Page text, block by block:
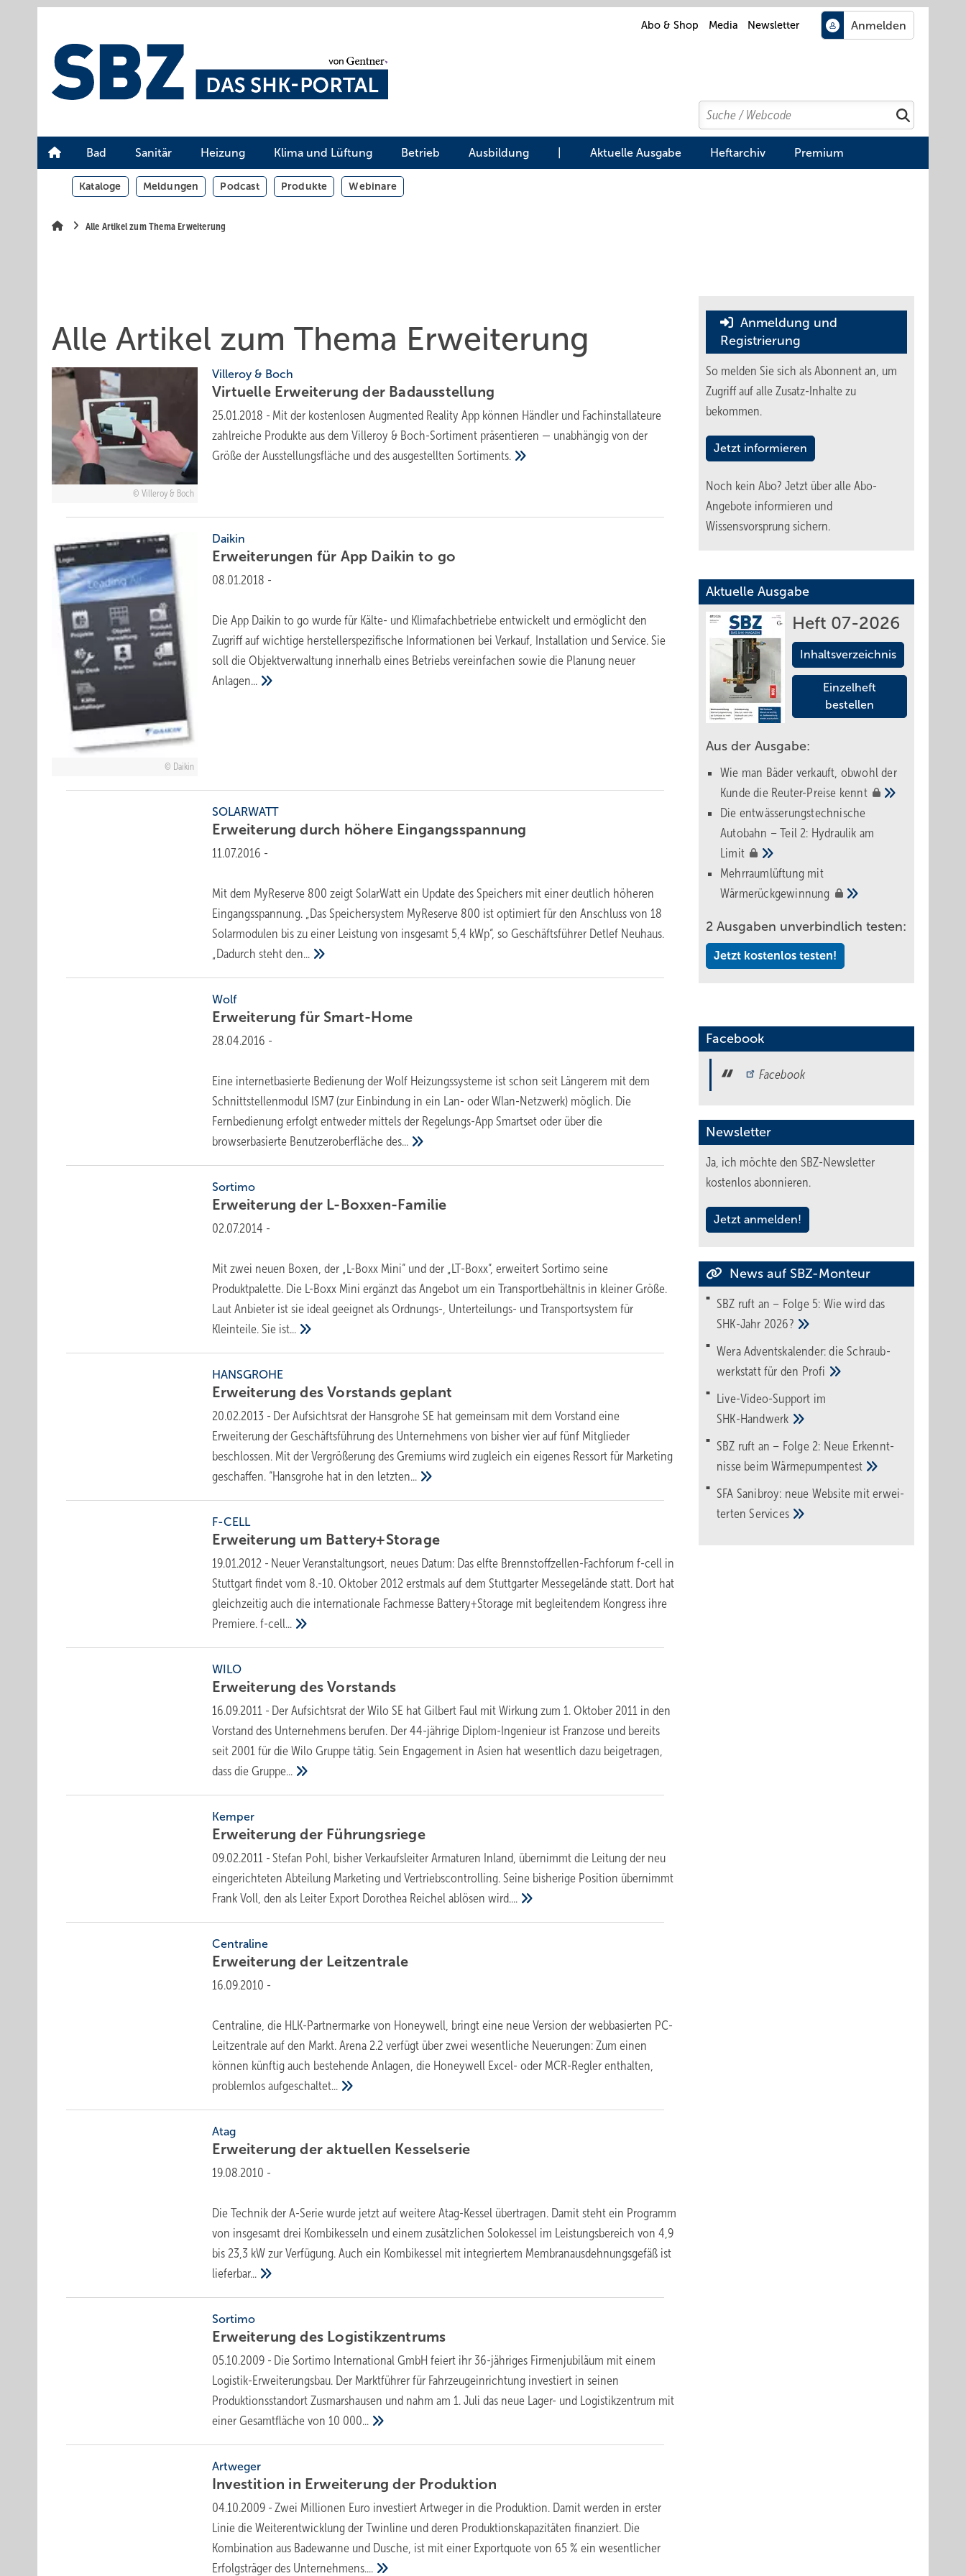
Abo & Shop Media Newsletter
Search
Suchen
Bad Sanitär Heizung Klima und Lüftung Betrieb Ausbildung Aktuelle Ausgabe Heftarchiv Premium
Kataloge Meldungen Podcast Produkte Webinare
Alle Artikel zum Thema Erweiterung
Alle Artikel zum Thema Erweiterung
Villeroy & Boch
Villeroy & Boch
Virtuelle Erweiterung der Badausstellung
25.01.2018 - Mit der kostenlosen Augmented Reality App können Händler und Fachinstallateure
zahlreiche Produkte aus dem Villeroy & Boch-Sortiment präsentieren — unabhängig von der
Größe der Ausstellungsfläche und des ausgestelltenSortiments.
Daikin
Daikin
Erweiterungen für App Daikin to go
08.01.2018 -
Die App Daikin to go wurde für Kälte- und Klimafachbetriebe entwickelt und ermöglicht den
Zugriff auf wichtige herstellerspezifische Informationen bei Verkauf, Installation und Service. Sie
soll die Objektverwaltung innerhalb eines Betriebs vereinfachen sowie die Planung neuer
Anlagen...
SOLARWATT
Erweiterung durch höhere Eingangsspannung
11.07.2016 -
Mit dem MyReserve 800 zeigt SolarWatt ein Update des Speichers mit einer deutlich höheren
Eingangsspannung. „Das Speichersystem MyReserve 800 ist optimiert für den Anschluss von 18
Solarmodulen bis zu einer Leistung von insgesamt 5,4 kWp“, so Geschäftsführer Detlef Neuhaus.
„Dadurch stehtden...
Wolf
Erweiterung für Smart-Home
28.04.2016 -
Eine internetbasierte Bedienung der Wolf Heizungssysteme ist schon seit Längerem mit dem
Schnittstellenmodul ISM7 (zur Einbindung in ein Lan- oder Wlan-Netzwerk) möglich. Die
Fernbedienung erfolgt entweder mittels der Regelungs-App Smartset oder über die
browserbasierte Benutzeroberflächedes...
Sortimo
Erweiterung der L-Boxxen-Familie
02.07.2014 -
Mit zwei neuen Boxen, der „L-Boxx Mini“ und der „LT-Boxx“, erweitert Sortimo seine
Produktpalette. Die L-Boxx Mini ergänzt das Angebot um ein Transportbehältnis in kleiner Größe.
Laut Anbieter ist sie ideal geeignet als Ordnungs-, Unterteilungs- und Transportsystem für
Kleinteile. Sie ist...
HANSGROHE
Erweiterung des Vorstandsgeplant
20.02.2013 - Der Aufsichtsrat der Hansgrohe SE hat gemeinsam mit dem Vorstand eine
Erweiterung der Geschäftsführung des Unternehmens von bisher vier auf fünf Mitglieder
beschlossen. Mit der Vergrößerung des Gremiums wird zugleich ein eigenes Ressort für Marketing
geschaffen. “Hansgrohe hat in den letzten...
F-CELL
Erweiterung um Battery+Storage
19.01.2012 - Neuer Veranstaltungsort, neues Datum: Das elfte Brennstoffzellen-Fachforum f-cell in
Stuttgart findet vom 8.-10. Oktober 2012 erstmals auf dem Stuttgarter Messegelände statt. Dort hat
gleichzeitig auch die internationale Fachmesse Battery+Storage mit begleitendem Kongress ihre
Premiere.f-cell...
WILO
Erweiterung desVorstands
16.09.2011 - Der Aufsichtsrat der Wilo SE hat Gilbert Faul mit Wirkung zum 1. Oktober 2011 in den
Vorstand des Unternehmens berufen. Der 44-jährige Diplom-Ingenieur ist Franzose und bereits
seit 2001 für die Wilo Gruppe tätig. Sein Engagement in Asien hat wesentlich dazu beigetragen,
dass dieGruppe...
Kemper
Erweiterung der Führungsriege
09.02.2011 - Stefan Pohl, bisher Verkaufsleiter Armaturen Inland, übernimmt die Leitung der neu
eingerichteten Abteilung Marketing und Vertriebscontrolling. Seine bisherige Position übernimmt
Frank Voll, den als Leiter Export Dorothea Reichel ablösenwird....
Centraline
Erweiterung der Leitzentrale
16.09.2010 -
Centraline, die HLK-Partnermarke von Honeywell, bringt eine neue Version der webbasierten PC-
Leitzentrale auf den Markt. Arena 2.2 verfügt über zwei wesentliche Neuerungen: Zum einen
können künftig auch bestehende Anlagen, die Honeywell Excel- oder MCR-Regler enthalten,
problemlosaufgeschaltet...
Atag
Erweiterung der aktuellen Kesselserie
19.08.2010 -
Die Technik der A-Serie wurde jetzt auf weitere Atag-Kessel übertragen. Damit steht ein Programm
von insgesamt drei Kombikesseln und einem zusätzlichen Solokessel im Leistungsbereich von 4,9
bis 23,3 kW zur Verfügung. Auch ein Kombikessel mit integriertem Membranausdehnungsgefäß ist
lieferbar...
Sortimo
Erweiterung des Logistikzentrums
05.10.2009 - Die Sortimo International GmbH feiert ihr 36-jähriges Firmenjubi­läum mit einem
Logistik-Erweiterungsbau. Der Marktführer für Fahrzeugeinrichtung investiert in seinen
Produktionsstandort Zusmarshausen und nahm am 1. Juli das neue Lager- und Logistikzentrum mit
einer Gesamtfläche von10 000...
Artweger
Investition in Erweiterung der Produktion
04.10.2009 - Zwei Millionen Euro investiert Artweger in die Produktion. Damit werden in erster
Linie die Weiterentwicklung der Twinline und deren Produktionskapazitäten finanziert. Die
Kombination aus Badewanne und Dusche, ist mit einer Exportquote von 65 % ein wesentlicher
Erfolgsträger des Unternehmens....
Anmeldung und
Registrierung
So melden Sie sich als Abonnent an, um
Zugriff auf alle Zusatz-Inhalte zu
bekommen.
Jetzt informieren
Noch kein Abo? Jetzt über alle Abo-
Angebote informieren und
Wissensvorsprung sichern.
Aktuelle Ausgabe
Heft 07-2026
Inhaltsverzeichnis
Einzelheft
bestellen
Aus der Ausgabe:
Wie man Bäder verkauft, obwohl der
Kunde die Reuter-Preise kennt
Die entwässerungstechnische
Autobahn – Teil 2: Hydraulik am
Limit
Mehrraumlüftung mit
Wärmerückgewinnung
2 Ausgaben unverbindlich testen:
Jetzt kostenlos testen!
Facebook
Facebook
Newsletter
Ja, ich möchte den SBZ-Newsletter
kostenlos abonnieren.
Jetzt anmelden!
News auf SBZ-Monteur
SBZ ruft an – Folge 5: Wie wird das
SHK-Jahr 2026?
Wera Adventskalender: die Schraub­
werk­statt für den Pro­fi
Live-Video-Support im
SHK-Handwerk
SBZ ruft an – Folge 2: Neue Erkennt­
nisse beimWärme­pumpen­test
SFA Sanibroy: neue Web­site mit erwei­
tertenServices